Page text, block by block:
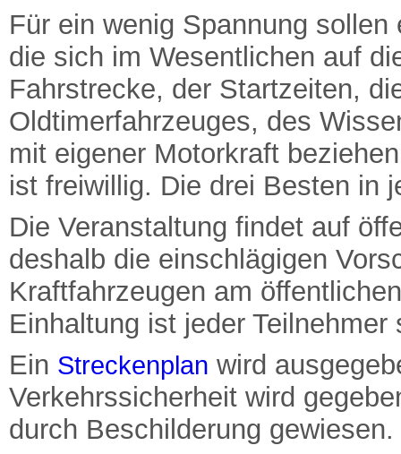
Für ein wenig Spannung
die sich im Wesentlichen auf
Fahrstrecke, der Startzeiten,
Oldtimerfahrzeuges, des
mit eigener Motorkraft
ist freiwillig. Die drei Besten in
Die Veranstaltung findet auf
deshalb die einschlägigen
Kraftfahrzeugen am
Einhaltung ist jeder
Ein Streckenplan wird
Verkehrssicherheit wird
durch Beschilderung gewiesen.